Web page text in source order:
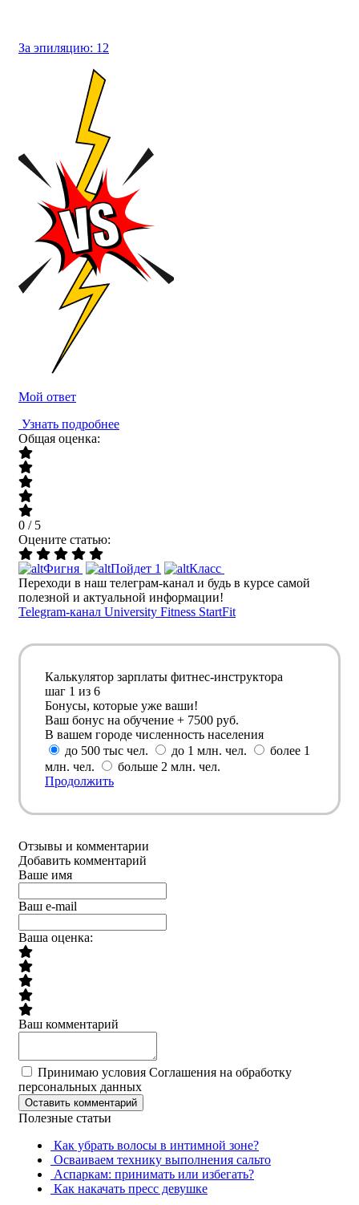
За эпиляцию: 12
Мой ответ
Узнать подробнее
Общая оценка:
0 / 5
Оцените статью:
Фигня Пойдет 1
Класс
Переходи в наш телеграм-канал и будь в курсе самой
полезной и актуальной информации!
Telegram-канал University Fitness StartFit
Калькулятор зарплаты фитнес-инструктора
шаг 1 из 6
Бонусы, которые уже ваши!
Ваш бонус на обучение + 7500 руб.
В вашем городе численность населения
до 500 тыс чел.
до 1 млн. чел.
более 1
млн. чел.
больше 2 млн. чел.
Продолжить
Отзывы и комментарии
Добавить комментарий
Ваше имя
Ваш e-mail
Ваша оценка:
Ваш комментарий
Принимаю условия Соглашения на обработку
персональных данных
Оставить комментарий
Полезные статьи
Как убрать волосы в интимной зоне?
Осваиваем технику выполнения сальто
Аспаркам: принимать или избегать?
Как накачать пресс девушке